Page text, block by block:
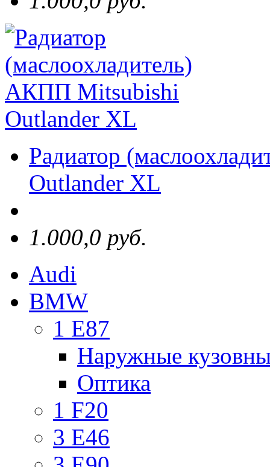
Радиатор
Outlander XL
1.000,0 руб.
Audi
BMW
1 E87
Наружные
Оптика
1 F20
3 E46